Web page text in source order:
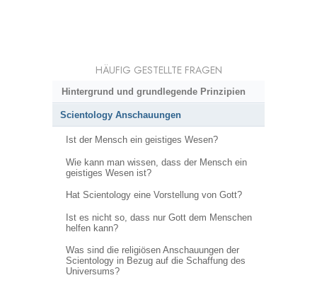
HÄUFIG GESTELLTE FRAGEN
Hintergrund und grundlegende Prinzipien
Scientology Anschauungen
Ist der Mensch ein geistiges Wesen?
Wie kann man wissen, dass der Mensch ein
geistiges Wesen ist?
Hat Scientology eine Vorstellung von Gott?
Ist es nicht so, dass nur Gott dem Menschen
helfen kann?
Was sind die religiösen Anschauungen der
Scientology in Bezug auf die Schaffung des
Universums?